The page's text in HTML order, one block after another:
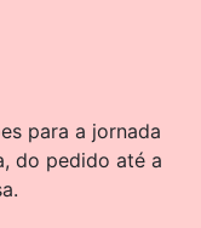
para a jornada
do pedido até a